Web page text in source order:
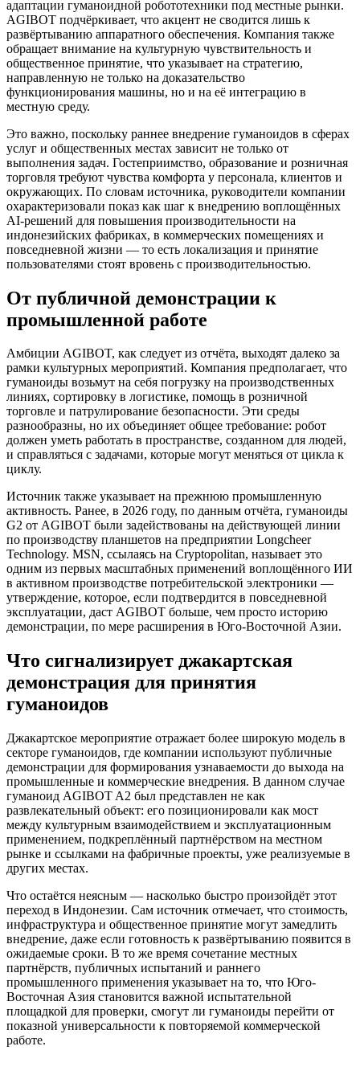
адаптации гуманоидной робототехники под местные рынки.
AGIBOT подчёркивает, что акцент не сводится лишь к
развёртыванию аппаратного обеспечения. Компания также
обращает внимание на культурную чувствительность и
общественное принятие, что указывает на стратегию,
направленную не только на доказательство
функционирования машины, но и на её интеграцию в
местную среду.
Это важно, поскольку раннее внедрение гуманоидов в сферах
услуг и общественных местах зависит не только от
выполнения задач. Гостеприимство, образование и розничная
торговля требуют чувства комфорта у персонала, клиентов и
окружающих. По словам источника, руководители компании
охарактеризовали показ как шаг к внедрению воплощённых
AI-решений для повышения производительности на
индонезийских фабриках, в коммерческих помещениях и
повседневной жизни — то есть локализация и принятие
пользователями стоят вровень с производительностью.
От публичной демонстрации к
промышленной работе
Амбиции AGIBOT, как следует из отчёта, выходят далеко за
рамки культурных мероприятий. Компания предполагает, что
гуманоиды возьмут на себя погрузку на производственных
линиях, сортировку в логистике, помощь в розничной
торговле и патрулирование безопасности. Эти среды
разнообразны, но их объединяет общее требование: робот
должен уметь работать в пространстве, созданном для людей,
и справляться с задачами, которые могут меняться от цикла к
циклу.
Источник также указывает на прежнюю промышленную
активность. Ранее, в 2026 году, по данным отчёта, гуманоиды
G2 от AGIBOT были задействованы на действующей линии
по производству планшетов на предприятии Longcheer
Technology. MSN, ссылаясь на Cryptopolitan, называет это
одним из первых масштабных применений воплощённого ИИ
в активном производстве потребительской электроники —
утверждение, которое, если подтвердится в повседневной
эксплуатации, даст AGIBOT больше, чем просто историю
демонстрации, по мере расширения в Юго-Восточной Азии.
Что сигнализирует джакартская
демонстрация для принятия
гуманоидов
Джакартское мероприятие отражает более широкую модель в
секторе гуманоидов, где компании используют публичные
демонстрации для формирования узнаваемости до выхода на
промышленные и коммерческие внедрения. В данном случае
гуманоид AGIBOT A2 был представлен не как
развлекательный объект: его позиционировали как мост
между культурным взаимодействием и эксплуатационным
применением, подкреплённый партнёрством на местном
рынке и ссылками на фабричные проекты, уже реализуемые в
других местах.
Что остаётся неясным — насколько быстро произойдёт этот
переход в Индонезии. Сам источник отмечает, что стоимость,
инфраструктура и общественное принятие могут замедлить
внедрение, даже если готовность к развёртыванию появится в
ожидаемые сроки. В то же время сочетание местных
партнёрств, публичных испытаний и раннего
промышленного применения указывает на то, что Юго-
Восточная Азия становится важной испытательной
площадкой для проверки, смогут ли гуманоиды перейти от
показной универсальности к повторяемой коммерческой
работе.